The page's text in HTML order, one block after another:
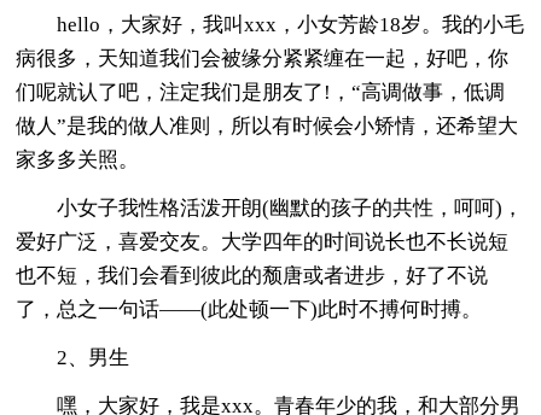
hello，大家好，我叫xxx，小女芳龄18岁。我的小毛
病很多，天知道我们会被缘分紧紧缠在一起，好吧，你
们呢就认了吧，注定我们是朋友了!，“高调做事，低调
做人”是我的做人准则，所以有时候会小矫情，还希望大
家多多关照。
小女子我性格活泼开朗(幽默的孩子的共性，呵呵)，
爱好广泛，喜爱交友。大学四年的时间说长也不长说短
也不短，我们会看到彼此的颓唐或者进步，好了不说
了，总之一句话——(此处顿一下)此时不搏何时搏。
2、男生
嘿，大家好，我是xxx。青春年少的我，和大部分男